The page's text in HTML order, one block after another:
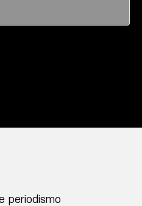
periodismo